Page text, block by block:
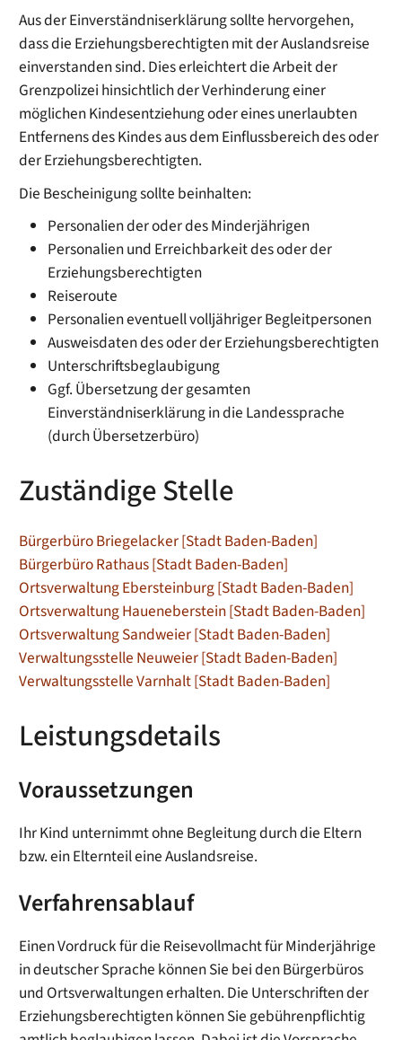
Aus der Einverständniserklärung sollte hervorgehen,
dass die Erziehungsberechtigten mit der Auslandsreise
einverstanden sind. Dies erleichtert die Arbeit der
Grenzpolizei hinsichtlich der Verhinderung einer
möglichen Kindesentziehung oder eines unerlaubten
Entfernens des Kindes aus dem Einflussbereich des oder
der Erziehungsberechtigten.
Die Bescheinigung sollte beinhalten:
Personalien der oder des Minderjährigen
Personalien und Erreichbarkeit des oder der
Erziehungsberechtigten
Reiseroute
Personalien eventuell volljähriger Begleitpersonen
Ausweisdaten des oder der Erziehungsberechtigten
Unterschriftsbeglaubigung
Ggf. Übersetzung der gesamten
Einverständniserklärung in die Landessprache
(durch Übersetzerbüro)
Zuständige Stelle
Bürgerbüro Briegelacker [Stadt Baden-Baden]
Bürgerbüro Rathaus [Stadt Baden-Baden]
Ortsverwaltung Ebersteinburg [Stadt Baden-Baden]
Ortsverwaltung Haueneberstein [Stadt Baden-Baden]
Ortsverwaltung Sandweier [Stadt Baden-Baden]
Verwaltungsstelle Neuweier [Stadt Baden-Baden]
Verwaltungsstelle Varnhalt [Stadt Baden-Baden]
Leistungsdetails
Voraussetzungen
Ihr Kind unternimmt ohne Begleitung durch die Eltern
bzw. ein Elternteil eine Auslandsreise.
Verfahrensablauf
Einen Vordruck für die Reisevollmacht für Minderjährige
in deutscher Sprache können Sie bei den Bürgerbüros
und Ortsverwaltungen erhalten. Die Unterschriften der
Erziehungsberechtigten können Sie gebührenpflichtig